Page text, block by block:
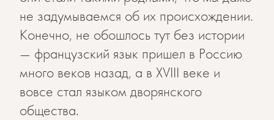
не задумываемся об их происхождении.
Конечно, не обошлось тут без истории
— французский язык пришел в Россию
много веков назад, а в XVIII веке и
вовсе стал языком дворянского
общества.